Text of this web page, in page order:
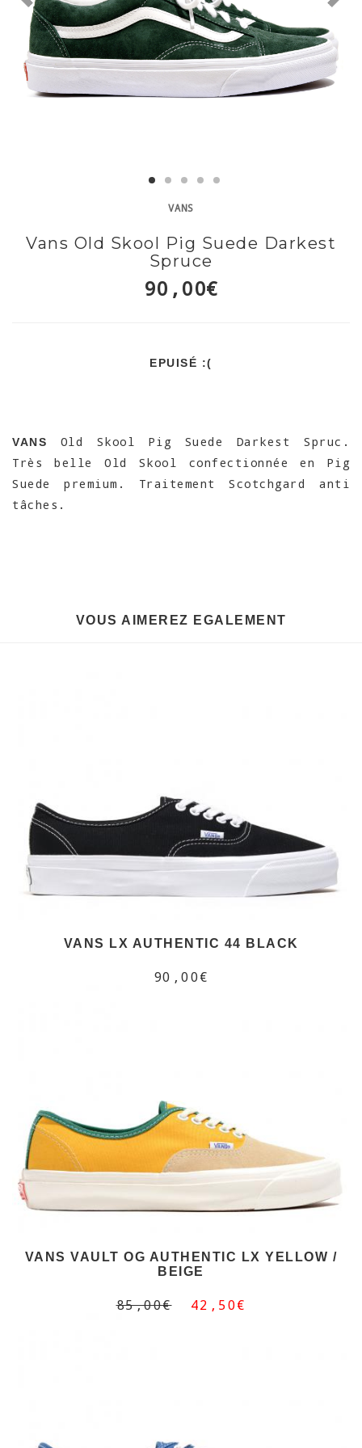
VANS
Vans Old Skool Pig Suede Darkest
Spruce
90,00€
EPUISÉ :(
VANS
Old Skool Pig Suede Darkest Spruc.
Très belle Old Skool confectionnée en Pig
Suede premium. Traitement Scotchgard anti
tâches.
VOUS AIMEREZ EGALEMENT
VANS LX AUTHENTIC 44 BLACK
90,00€
VANS VAULT OG AUTHENTIC LX YELLOW /
BEIGE
85,00€ 42,50€